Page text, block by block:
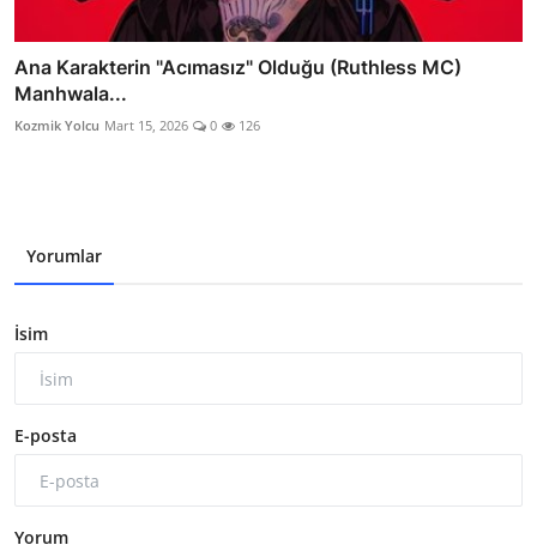
Ana Karakterin "Acımasız" Olduğu (Ruthless MC)
Manhwala...
Kozmik Yolcu Mart 15, 2026 0 126
Yorumlar
İsim
E-posta
Yorum